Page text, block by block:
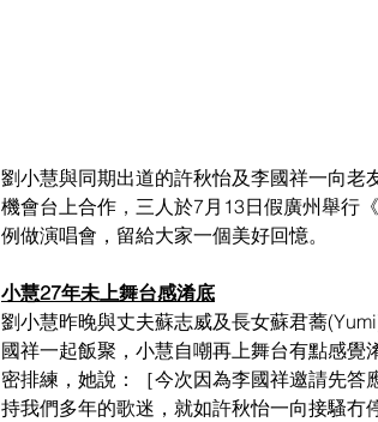
劉小慧與同期出道的許秋怡及李國祥一向
機會台上合作 ， 三人於7月13日假廣州舉行
例做演唱會，留給大家一個美好回憶。
小慧27年未上舞台感淆底
劉小慧昨晚與丈夫蘇志威及長女蘇君蕎
國祥一起飯聚，小慧自嘲再上舞台有點感
密排練，她說：［今次因為李國祥邀請先
持我們多年的歌迷，就如許秋怡一向接騷冇